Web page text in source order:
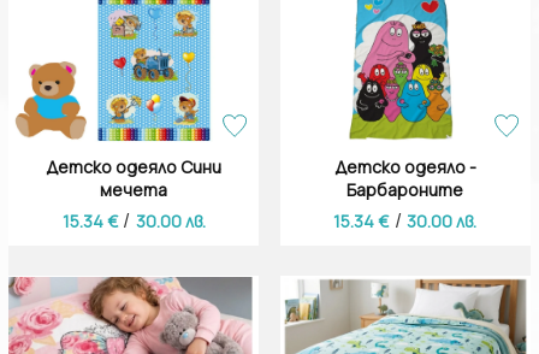
Детско одеяло Сини
мечета
15.34 € / 30.00 лв.
Детско одеяло -
Барбароните
15.34 € / 30.00 лв.